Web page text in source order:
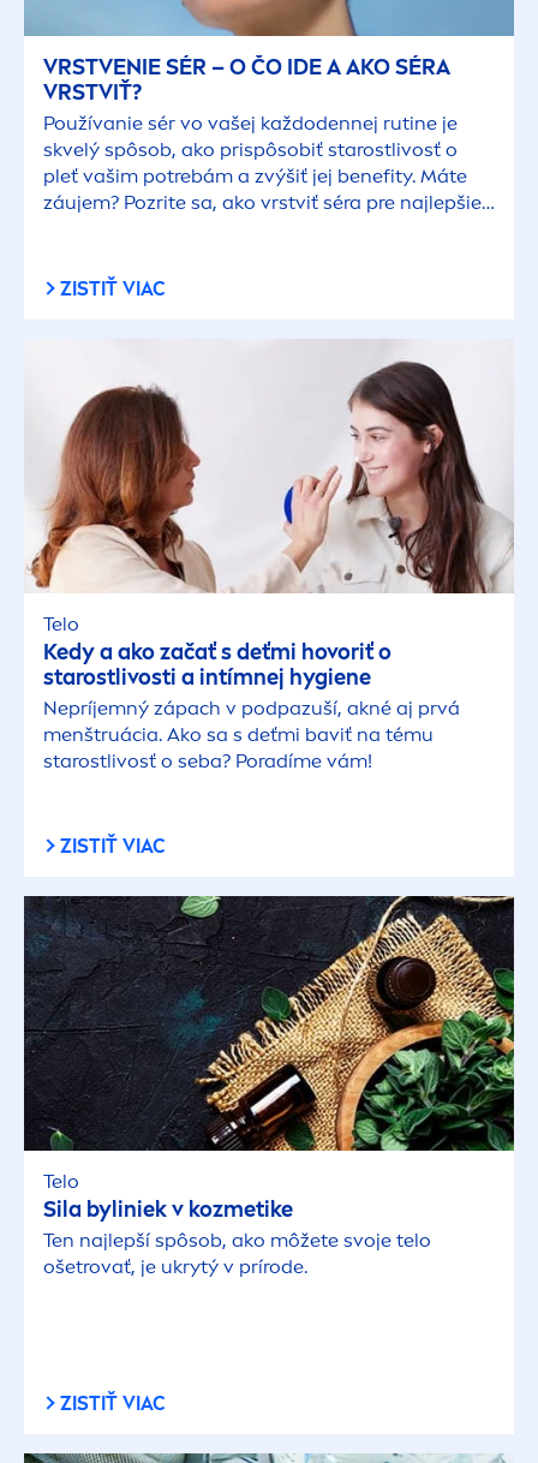
VRSTVENIE SÉR – O ČO IDE A AKO SÉRA
VRSTVIŤ?
Používanie sér vo vašej každodennej rutine je
skvelý spôsob, ako prispôsobiť starostlivosť o
pleť vašim potrebám a zvýšiť jej benefity. Máte
záujem? Pozrite sa, ako vrstviť séra pre najlepšie
ZISTIŤ VIAC
Telo
Kedy a ako začať s deťmi hovoriť o
starostlivosti a intímnej hygiene
Nepríjemný zápach v podpazuší, akné aj prvá
menštruácia. Ako sa s deťmi baviť na tému
starostlivosť o seba? Poradíme vám!
ZISTIŤ VIAC
Telo
Sila byliniek v kozmetike
Ten najlepší spôsob, ako môžete svoje telo
ošetrovať, je ukrytý v prírode.
ZISTIŤ VIAC